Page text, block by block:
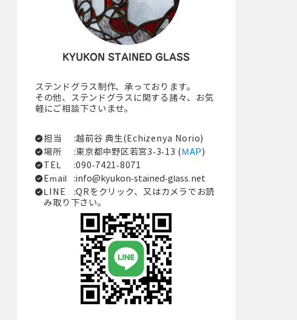
KYUKON STAINED GLASS
ステンドグラス制作、承っております。
その他、ステンドグラスに関する諸々、お気
軽にご相談下さいませ。
担当
:越前谷 典生(Echizenya Norio)
場所
:東京都中野区若宮3-3-13 (MAP)
TEL
:090-7421-8071
Email
:info@kyukon-stained-glass.net
LINE
:QRをクリック、又はカメラでお読
み取り下さい。